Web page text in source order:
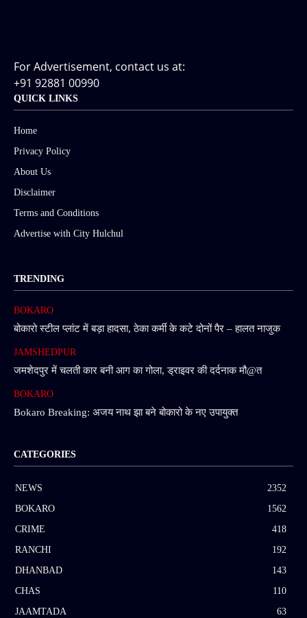
For Advertisement, contact us at:
+91 92881 00990
QUICK LINKS
Home
Privacy Policy
About Us
Disclaimer
Terms and Conditions
Advertise with City Hulchul
TRENDING
BOKARO
बोकारो स्टील प्लांट में बड़ा हादसा, ठेका कर्मी के कटे दोनों पैर – हालत नाजुक
JAMSHEDPUR
जमशेदपुर में चलती कार बनी आग का गोला, ड्राइवर की दर्दनाक मौ@त
BOKARO
Bokaro Breaking: अजय नाथ झा बने बोकारो के नए उपायुक्त
CATEGORIES
NEWS
2352
BOKARO
1562
CRIME
418
RANCHI
192
DHANBAD
143
CHAS
110
JAAMTADA
63